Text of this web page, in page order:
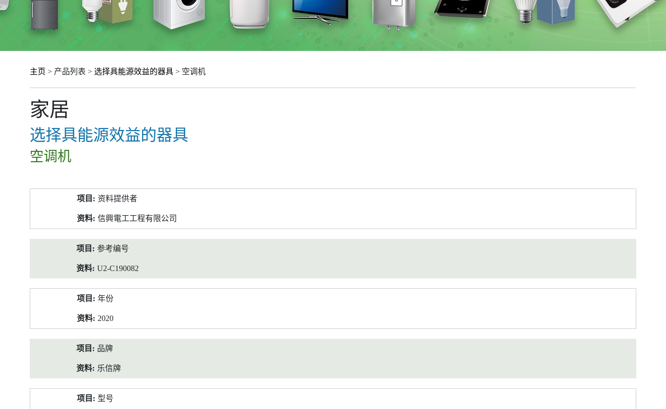
主页 > 产品列表 > 选择具能源效益的器具 > 空调机
家居
选择具能源效益的器具
空调机
料
资料提供者
信興電工工程有限公司
参考编号
U2-C190082
年份
2020
品牌
乐信牌
型号